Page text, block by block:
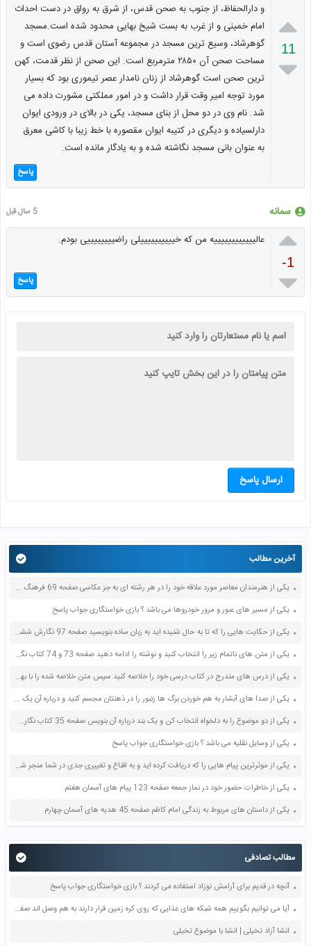

11

و دارالحفاظ، از جنوب به صحن قدس، از شرق به رواق در دست احداث
امام خمینی و از غرب به بست شیخ بهایی محدود شده است.مسجد
گوهرشاد، وسیع ترین مسجد در مجموعه آستان قدس رضوی است و
مساحت صحن آن ۲۸۵۰ مترمربع است. این صحن از نظر قدمت، کهن
ترین صحن است گوهرشاد از زنان نامدار عصر تیموری بود که بسیار
مورد توجه امیر وقت قرار داشت و در امور مملکتی مشورت داده می
شد. نام وی در دو محل از بنای مسجد، یکی در بالای در ورودی ایوان
دارلسیاده و دیگری در کتیبه ایوان مقصوره با خط زیبا با کاشی معرق
به عنوان بانی مسجد نگاشته شده و به یادگار مانده است.
پاسخ
سمانه 5 سال قبل

-1

عالییییییییییییه من که خییییییییییلی راضییییییییی بودم.
پاسخ
ارسال پاسخ
آخرین مطالب
یکی از هنرمندان معاصر مورد علاقه خود را در هر رشته ای به جز عکاسی صفحه 69 فرهنگ و هنر نهم
یکی از مسیر های عبور و مرور خودروها می باشد ؟ بازی خواستگاری جواب پاسخ
یکی از حکایت هایی را که تا به حال شنیده اید به زبان ساده بنویسید صفحه 97 نگارش ششم دبستان
یکی از متن های ناتمام زیر را انتخاب کنید و نوشته را ادامه دهید صفحه 73 و 74 کتاب نگارش فارسی پنجم دبستان
یکی از درس های مندرج در کتاب درسی خود را خلاصه کنید سپس متن خلاصه شده را با بهره گیری از روش های دسته بندی نمودار جدول نقشه مفهومی نشان دهید صفحه 118 نگارش یازدهم
یکی از صدا های آبشار به هم خوردن برگ ها زنبور را در ذهنتان مجسم کنید و درباره آن یک بند بنویسید صفحه 11 نگارش پنجم
یکی از دو موضوع را به دلخواه انتخاب کن و یک بند درباره آن بنویس صفحه 35 کتاب نگارش فارسی سوم
یکی از وسایل نقلیه می باشد ؟ بازی خواستگاری جواب پاسخ
یکی از موثرترین پیام هایی را که دریافت کرده اید و به اقناع و تغییری جدی در شما منجر شده است برسی کنید و علت این تاثیر گذاری قابل توجه را بنویسید صفحه 52 تفکر و سواد رسانه ای دهم
یکی از خاطرات حضور خود در نماز جمعه صفحه 123 پیام های آسمان هفتم
یکی از داستان های مربوط به زندگی امام کاظم صفحه 45 هدیه های آسمان چهارم
مطالب تصادفی
آنچه در قدیم برای آرامش نوزاد استفاده می کردند ؟ بازی خواستگاری جواب پاسخ
آیا می توانیم بگوییم همه شبکه های غذایی که روی کره زمین قرار دارند به هم وصل اند صفحه 157 علوم نهم
انشا آزاد تخیلی | انشا با موضوع تخیلی